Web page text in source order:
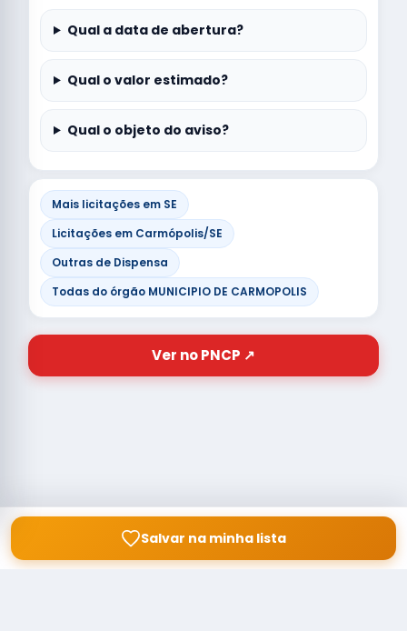
Qual a data de abertura?
Qual o valor estimado?
Qual o objeto do aviso?
Mais licitações em SE
Licitações em Carmópolis/SE
Outras de Dispensa
Todas do órgão MUNICIPIO DE CARMOPOLIS
Ver no PNCP ↗
Salvar na minha lista